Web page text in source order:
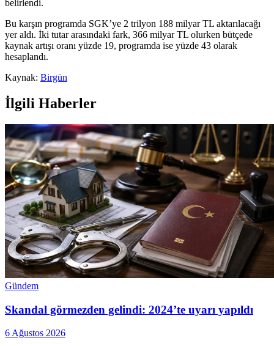
belirlendi.
Bu karşın programda SGK’ye 2 trilyon 188 milyar TL aktarılacağı
yer aldı. İki tutar arasındaki fark, 366 milyar TL olurken bütçede
kaynak artışı oranı yüzde 19, programda ise yüzde 43 olarak
hesaplandı.
Kaynak: Birgün
İlgili Haberler
Gündem
Skandal görmezden gelindi: 2024’te uyarı yapıldı
6 Ağustos 2026